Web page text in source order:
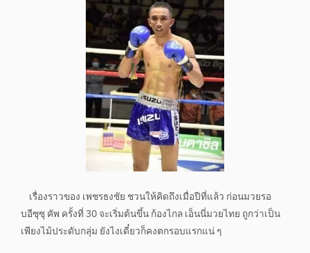
เรื่องราวของ เพชรธงชัย ชวนให้คิดถึงเมื่อปีที่แล้ว ก่อนมวยรอ
บอีซุซุ คัพ ครั้งที่ 30 จะเริ่มต้นขึ้น ก้องไกล เอ็นนี่มวยไทย ถูกว่าเป็น
เพียงไม้ประดับกลุ่ม ยังไงเดี๋ยวก็คงตกรอบแรกแน่ ๆ